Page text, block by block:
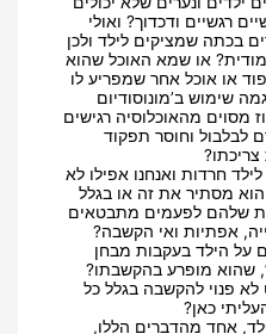
רגשיים ודכדוך? ואולי
בכתה שמציקים לילד ולכן
או שמא האוכל שהוא
או אוכל אחר שמפריע לו
שימוש ב’מונוסודיום
מסוים מהאוכלוסיה רגישים
לבלבול וחוסר תפקוד
לילד חרדות ואנחנו אפילו לא
הוא מסתיר את זה או בגלל
שלהם לפעמים מתבטאים
אפתיות ואי הקשבה?
על הילד בעקבות מבחן
שהוא מופרע בהקשבתו?
לא פנוי להקשבה בגלל כל
כאן?
אחד מהדברים הללו,